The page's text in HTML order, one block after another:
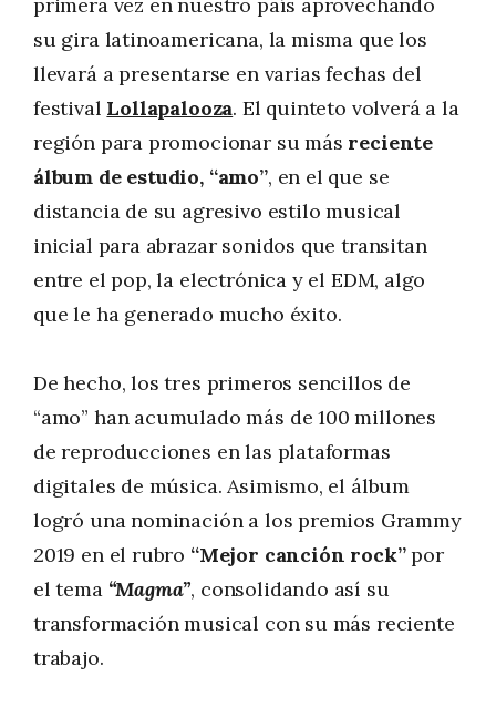
su gira latinoamericana, la misma que los
llevará a presentarse en varias fechas del
festival Lollapalooza. El quinteto volverá a la
región para promocionar su más reciente
álbum de estudio, “amo”, en el que se
distancia de su agresivo estilo musical
inicial para abrazar sonidos que transitan
entre el pop, la electrónica y el EDM, algo
que le ha generado mucho éxito.
De hecho, los tres primeros sencillos de
“amo” han acumulado más de 100 millones
de reproducciones en las plataformas
digitales de música. Asimismo, el álbum
logró una nominación a los premios Grammy
2019 en el rubro “Mejor canción rock”por
el tema “Magma”, consolidando así su
transformación musical con su más reciente
trabajo.